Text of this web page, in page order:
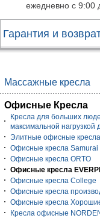
ежедневно с 9:00
Гарантия и
Массажные кресла
Офисные Кресла
Кресла для больших
максимальной нагрузкой
Элитные офисные
Офисные кресла
Офисные кресла ORTO
Офисные кресла
Офисные кресла College
Офисные кресла
Офисные кресла
Кресла офисные